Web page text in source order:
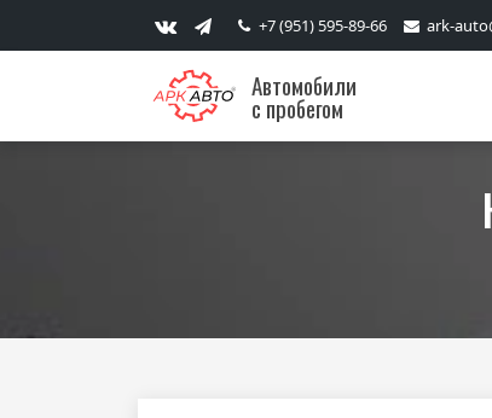
+7 (951) 595-89-66 ark-
Автомобили
с пробегом